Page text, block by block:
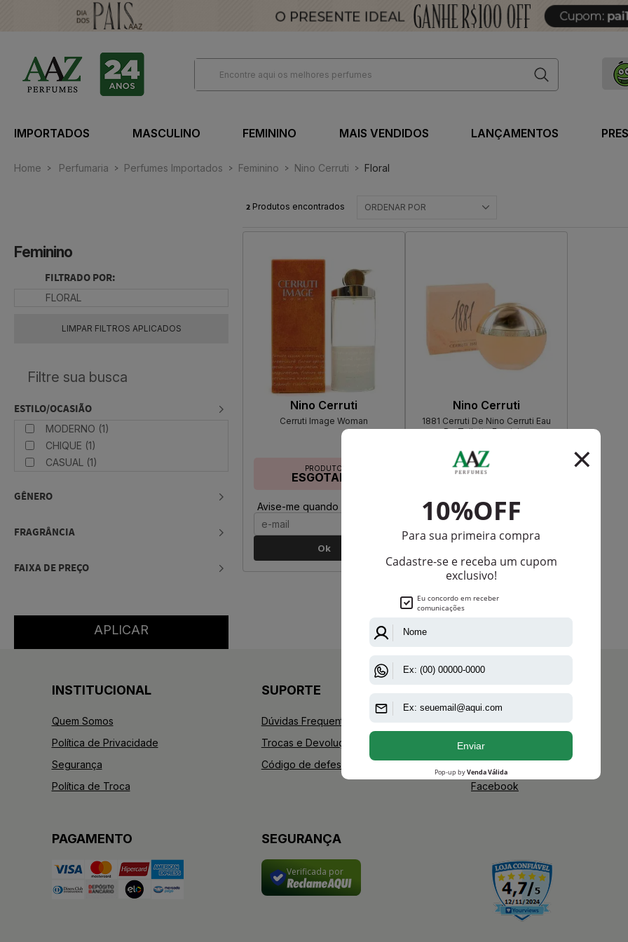
IMPORTADOS MASCULINO FEMININO MAIS VENDIDOS LANÇAMENTOS
Home Perfumaria Perfumes Importados Feminino Nino Cerruti Floral
Feminino
FILTRADO POR:
FLORAL
LIMPAR FILTROS APLICADOS
ESTILO/OCASIÃO
MODERNO (1)
CHIQUE (1)
CASUAL (1)
GÊNERO
FRAGRÂNCIA
FAIXA DE PREÇO
ORDENAR POR
2 Produtos encontrados
Nino Cerruti
Cerruti Image Woman
PRODUTO
ESGOTADO
Avise-me quando disponível:
Ok
Nino Cerruti
1881 Cerruti De Nino Cerruti Eau
De Toilette Feminino
PRODUTO
ESGOTADO
Avise-me quando disponível:
INSTITUCIONAL
Quem Somos
Política de Privacidade
Segurança
Política de Troca
SUPORTE
Dúvidas Frequentes
Trocas e Devoluções
Código de defesa do consumidor
Youtube
Facebook
PAGAMENTO SEGURANÇA
Verificada por